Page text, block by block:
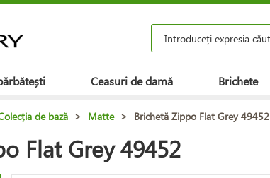
Ceasuri de damă Brichete
de bază > Matte > Brichetă Zippo Flat Grey 49452
Flat Grey 49452